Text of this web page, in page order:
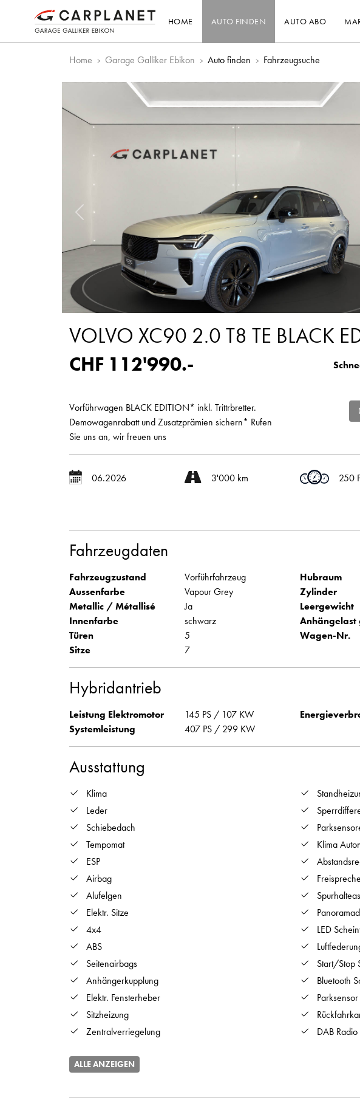
HOME AUTO FINDEN AUTO ABO
Home Garage Galliker Ebikon Auto finden Fahrzeugsuche
Vorheriges Bild
VOLVO XC90 2.0 T8 TE BLACK
CHF 112'990.-
Vorführwagen BLACK EDITION* inkl. Trittrbretter.
Demowagenrabatt und Zusatzprämien sichern* Rufen
Sie uns an, wir freuen uns
06.2026 3'000 km
250
Fahrzeugdaten
Fahrzeugzustand
Vorführfahrzeug
Aussenfarbe
Vapour Grey
Metallic / Métallisé
Ja
Innenfarbe
schwarz
Türen
5
Sitze
7
Hubraum
Zylinder
Leergewicht
Anhängelast
Wagen-Nr.
Hybridantrieb
Leistung Elektromotor
145 PS / 107 KW
Systemleistung
407 PS / 299 KW
Ausstattung
Klima
Leder
Schiebedach
Tempomat
ESP
Airbag
Alufelgen
Elektr. Sitze
4x4
ABS
Seitenairbags
Anhängerkupplung
Elektr. Fensterheber
Sitzheizung
Zentralverriegelung
Klima
LED
Start/Stop
Bluetooth
DAB Radio
ALLE ANZEIGEN